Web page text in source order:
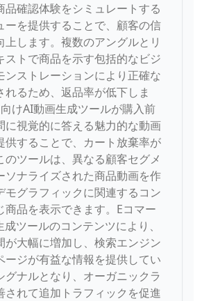
品確認体験をシミュレートする
ーを提供することで、顧客の信
上します。複数のアングルとリ
ストで商品を示す包括的なビジ
ンストレーションにより正確な
れるため、返品率が低下しま
けAI動画生成ツールが購入前
に視覚的に答える魅力的な動画
供することで、カート放棄率が
のツールは、異なる顧客セグメ
ソナライズされた商品動画を作
モグラフィックに関連するコン
商品を表示できます。Eコマー
ツールのコンテンツにより、
が大幅に増加し、検索エンジン
ージが有益な情報を提供してい
グナルとなり、オーガニックラ
されて追加トラフィックを促進